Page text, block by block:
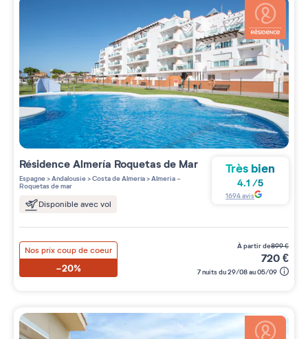
RésidenceAlmería Roquetas de Mar
Espagne>Andalousie>Costa de Almería>Almeria -
Roquetas de mar
Disponible avec vol
Très bien
4.1 /5
1694avis
Nos prix coup de coeur
-20%
à partir de899€
720€
7 nuits du 29/08 au 05/09